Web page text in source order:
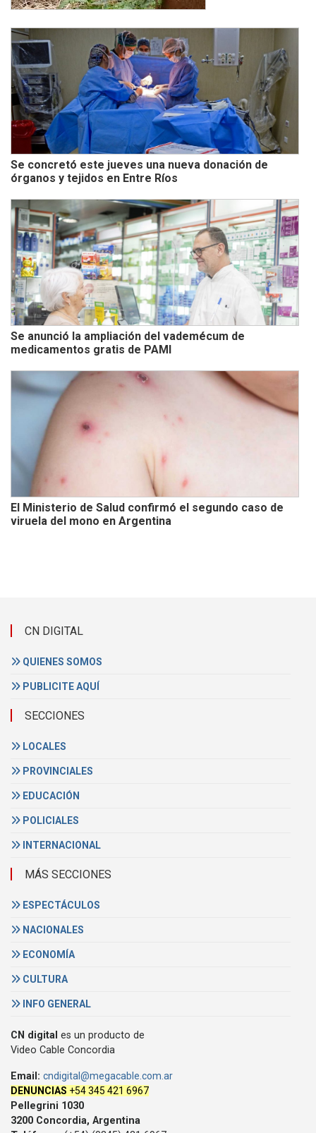
Se concretó este jueves una nueva donación de
órganos y tejidos en Entre Ríos
Se anunció la ampliación del vademécum de
medicamentos gratis de PAMI
El Ministerio de Salud confirmó el segundo caso de
viruela del mono en Argentina
CN DIGITAL
QUIENES SOMOS
PUBLICITE AQUÍ
SECCIONES
LOCALES
PROVINCIALES
EDUCACIÓN
POLICIALES
INTERNACIONAL
MÁS SECCIONES
ESPECTÁCULOS
NACIONALES
ECONOMÍA
CULTURA
INFO GENERAL
CN digital es un producto de
Video Cable Concordia
Email: cndigital@megacable.com.ar
DENUNCIAS +54 345 421 6967
Pellegrini 1030
3200 Concordia, Argentina